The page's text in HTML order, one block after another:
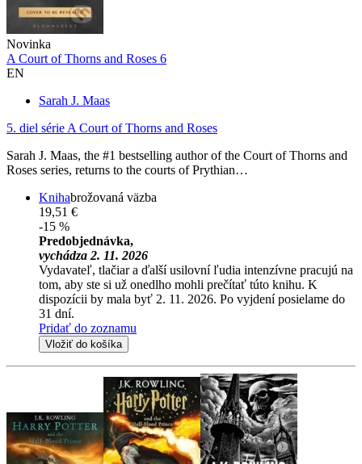
Novinka
A Court of Thorns and Roses 6
EN
Sarah J. Maas
5. diel série A Court of Thorns and Roses
Sarah J. Maas, the #1 bestselling author of the Court of Thorns and
Roses series, returns to the courts of Prythian…
Knihabrožovaná väzba
19,51 €
-15 %
Predobjednávka,
vychádza 2. 11. 2026
Vydavateľ, tlačiar a ďalší usilovní ľudia intenzívne pracujú na
tom, aby ste si už onedlho mohli prečítať túto knihu. K
dispozícii by mala byť 2. 11. 2026. Po vyjdení posielame do
31 dní.
Pridať do zoznamu
Vložiť do košíka